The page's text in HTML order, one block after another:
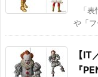
「
や「フ
【
『